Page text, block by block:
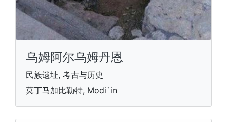
乌姆阿尔乌姆丹恩
民族遗址, 考古与历史
莫丁马加比勒特, Modi`in